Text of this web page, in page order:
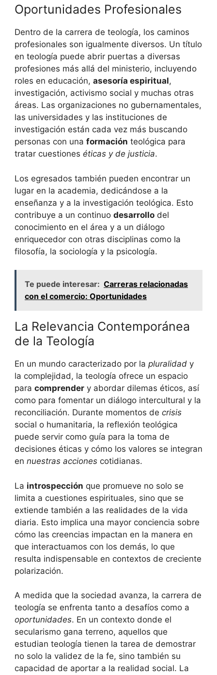
Oportunidades Profesionales
Dentro de la carrera de teología, los caminos
profesionales son igualmente diversos. Un título
en teología puede abrir puertas a diversas
profesiones más allá del ministerio, incluyendo
roles en educación, asesoría espiritual,
investigación, activismo social y muchas otras
áreas. Las organizaciones no gubernamentales,
las universidades y las instituciones de
investigación están cada vez más buscando
personas con una formación teológica para
tratar cuestiones éticas y de justicia.
Los egresados también pueden encontrar un
lugar en la academia, dedicándose a la
enseñanza y a la investigación teológica. Esto
contribuye a un continuo desarrollo del
conocimiento en el área y a un diálogo
enriquecedor con otras disciplinas como la
filosofía, la sociología y la psicología.
Te puede interesar: Carreras relacionadas
con el comercio: Oportunidades
La Relevancia Contemporánea
de la Teología
En un mundo caracterizado por la pluralidad y
la complejidad, la teología ofrece un espacio
para comprender y abordar dilemas éticos, así
como para fomentar un diálogo intercultural y la
reconciliación. Durante momentos de crisis
social o humanitaria, la reflexión teológica
puede servir como guía para la toma de
decisiones éticas y cómo los valores se integran
en nuestras acciones cotidianas.
La introspección que promueve no solo se
limita a cuestiones espirituales, sino que se
extiende también a las realidades de la vida
diaria. Esto implica una mayor conciencia sobre
cómo las creencias impactan en la manera en
que interactuamos con los demás, lo que
resulta indispensable en contextos de creciente
polarización.
A medida que la sociedad avanza, la carrera de
teología se enfrenta tanto a desafíos como a
oportunidades. En un contexto donde el
secularismo gana terreno, aquellos que
estudian teología tienen la tarea de demostrar
no solo la validez de la fe, sino también su
capacidad de aportar a la realidad social. La